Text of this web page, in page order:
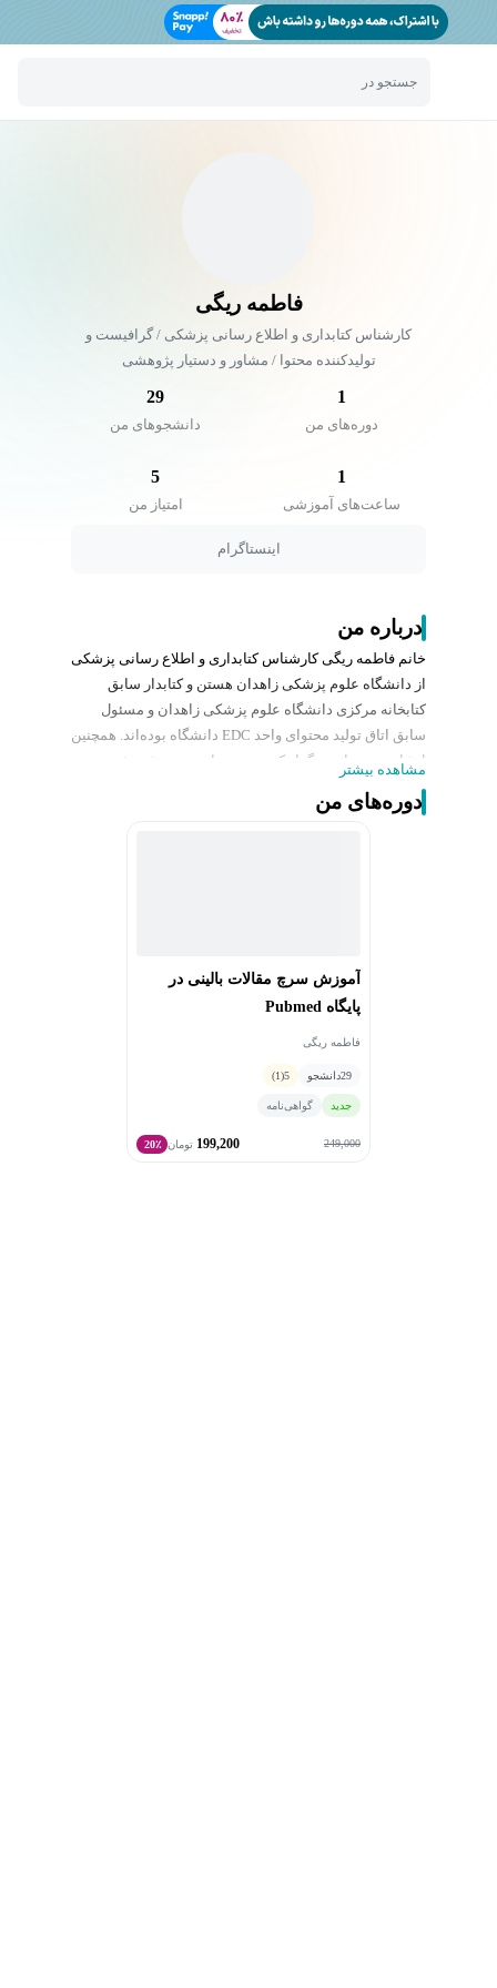
جستجو در
فاطمه ریگی
کارشناس کتابداری و اطلاع رسانی پزشکی / گرافیست و
تولیدکننده محتوا / مشاور و دستیار پژوهشی
1
دوره‌های من
29
دانشجو‌های من
1
ساعت‌های آموزشی
5
امتیاز من
اینستاگرام
درباره من
خانم فاطمه ریگی کارشناس کتابداری و اطلاع رسانی پزشکی
از دانشگاه علوم پزشکی زاهدان هستن و کتابدار سابق
کتابخانه مرکزی دانشگاه علوم پزشکی زاهدان و مسئول
سابق اتاق تولید محتوای واحد EDC دانشگاه بوده‌اند. همچنین
ایشان به عنوان برگزار کننده دوره‌های سرچ، پژوهش و
خلاقیت در دانشگاه علوم پزشکی زاهدان حضور داشته‌اند.
مشاهده بیشتر
دوره‌های من
آموزش سرچ مقالات بالینی در
پایگاه Pubmed
فاطمه ریگی
29دانشجو 5
(1)
جدید گواهی‌نامه
249,000
199,200 تومان 20٪